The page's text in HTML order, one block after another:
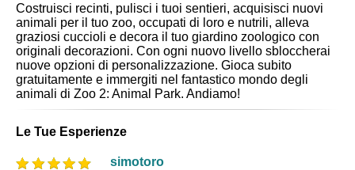
Costruisci recinti, pulisci i tuoi sentieri, acquisisci nuovi
animali per il tuo zoo, occupati di loro e nutrili, alleva
graziosi cuccioli e decora il tuo giardino zoologico con
originali decorazioni. Con ogni nuovo livello sbloccherai
nuove opzioni di personalizzazione. Gioca subito
gratuitamente e immergiti nel fantastico mondo degli
animali di Zoo 2: Animal Park. Andiamo!
Le Tue Esperienze
simotoro